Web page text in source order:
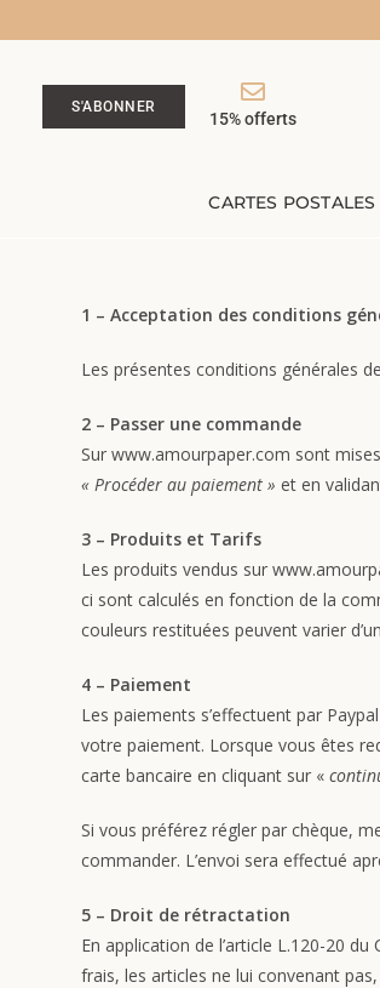
S'ABONNER
15% offerts
CARTES POSTALES
1 – Acceptation des conditions
Les présentes conditions générales
2 – Passer une commande
Sur www.amourpaper.com sont
« Procéder au paiement »et en
3 – Produits et Tarifs
Les produits vendus sur
ci sont calculés en fonction de la
couleurs restituées peuvent varier
4 – Paiement
Les paiements s’effectuent par
votre paiement. Lorsque vous êtes
carte bancaire en cliquant sur «
Si vous préférez régler par chèque,
commander. L’envoi sera effectué
5 – Droit de rétractation
En application de l’article L.120-20
frais, les articles ne lui convenant